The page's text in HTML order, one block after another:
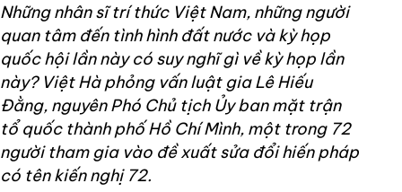
Những nhân sĩ trí thức Việt Nam, những người
quan tâm đến tình hình đất nước và kỳ họp
quốc hội lần này có suy nghĩ gì về kỳ họp lần
này? Việt Hà phỏng vấn luật gia Lê Hiếu
Đằng, nguyên Phó Chủ tịch Ủy ban mặt trận
tổ quốc thành phố Hồ Chí Mình, một trong 72
người tham gia vào đề xuất sửa đổi hiến pháp
có tên kiến nghị 72.